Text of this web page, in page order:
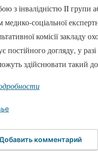
з інвалідністю II групи
соціальної
комісії закладу
постійного догляду, у разі
здійснювати такий
комментарий